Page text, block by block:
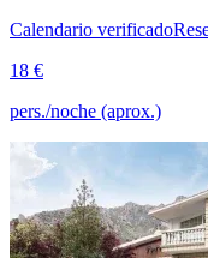
Calendario verificado
18 €
pers./noche (aprox.)